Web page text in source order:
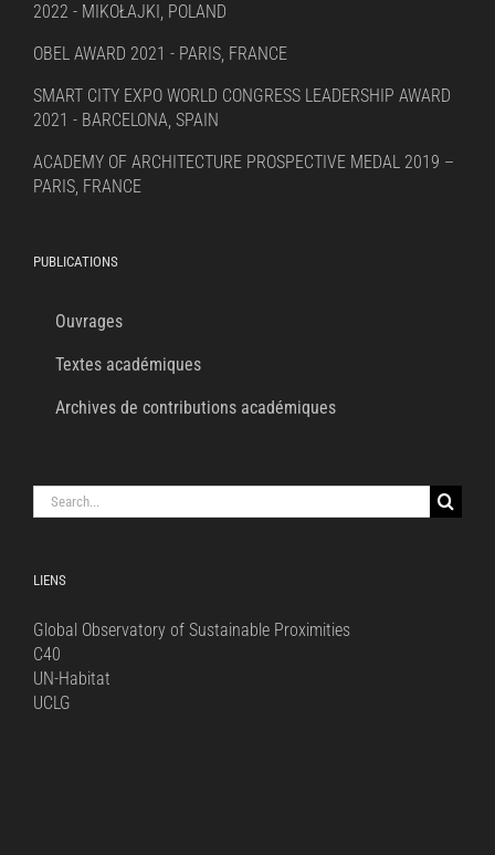
2022 - MIKOŁAJKI, POLAND
OBEL AWARD 2021 - PARIS, FRANCE
SMART CITY EXPO WORLD CONGRESS LEADERSHIP AWARD
2021 - BARCELONA, SPAIN
ACADEMY OF ARCHITECTURE PROSPECTIVE MEDAL 2019 –
PARIS, FRANCE
PUBLICATIONS
Ouvrages
Textes académiques
Archives de contributions académiques
Search
for:
LIENS
Global Observatory of Sustainable Proximities
C40
UN-Habitat
UCLG